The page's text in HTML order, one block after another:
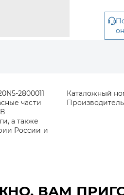
2800011
части
а также
России и
Каталожный
ВАМ